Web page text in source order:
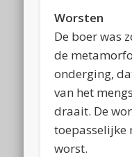
Worsten
De boer was
de
onderging,
van het
draait. De
toepasselijke
worst.